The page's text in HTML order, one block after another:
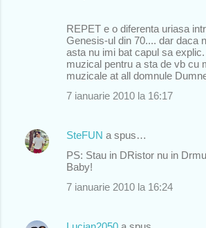
REPET e o diferenta uriasa
Genesis-ul din 70.... dar daca
asta nu imi bat capul sa
muzical pentru a sta de vb cu
muzicale at all domnule
7 ianuarie 2010 la 16:17
SteFUN a spus…
PS: Stau in DRistor nu in
Baby!
7 ianuarie 2010 la 16:24